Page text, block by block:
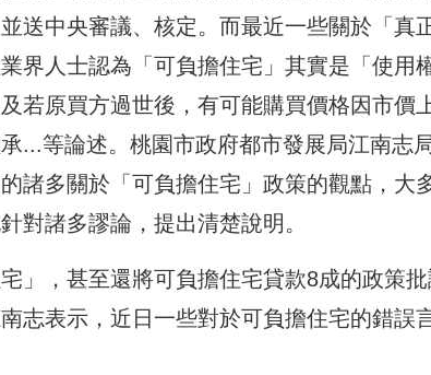
送中央審議、核定。而最近一些關於「真
界人士認為「可負擔住宅」其實是「使用
若原買方過世後，有可能購買價格因市價
...等論述。桃園市政府都市發展局江南志
諸多關於「可負擔住宅」政策的觀點，大
對諸多謬論，提出清楚說明。
」，甚至還將可負擔住宅貸款8成的政策
志表示，近日一些對於可負擔住宅的錯誤